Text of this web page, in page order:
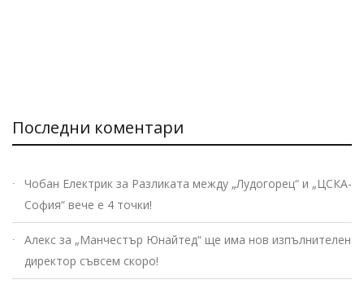
Последни коментари
Чобан Електрик за Разликата между „Лудогорец“ и „ЦСКА-
София“ вече е 4 точки!
Алекс за „Манчестър Юнайтед“ ще има нов изпълнителен
директор съвсем скоро!